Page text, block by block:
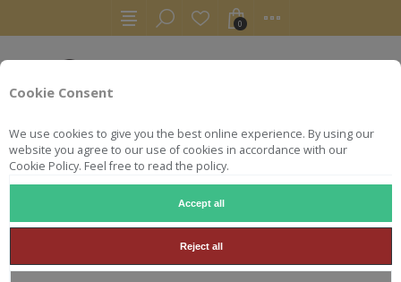
Cookie Consent
We use cookies to give you the best online experience. By using our
website you agree to our use of cookies in accordance with our
Cookie Policy. Feel free to read the policy.
Accept all
Reject all
0
S'ENREGISTRER